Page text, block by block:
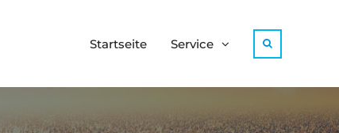
Startseite Service